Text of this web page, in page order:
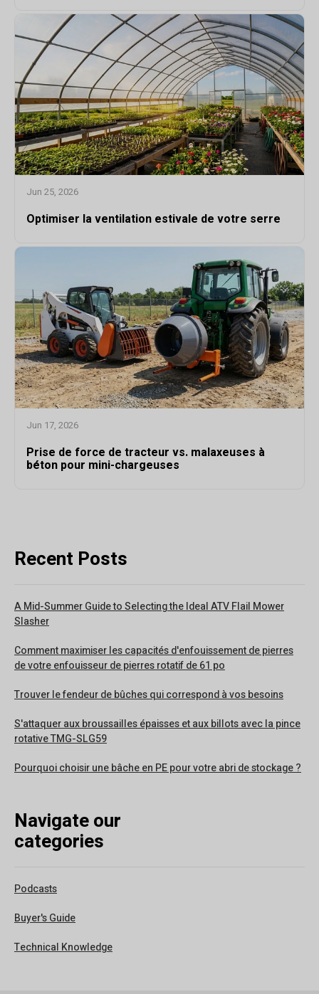
Jun 25, 2026
Optimiser la ventilation estivale de votre serre
Jun 17, 2026
Prise de force de tracteur vs. malaxeuses à
béton pour mini-chargeuses
Recent Posts
A Mid-Summer Guide to Selecting the Ideal ATV Flail Mower
Slasher
Comment maximiser les capacités d'enfouissement de pierres
de votre enfouisseur de pierres rotatif de 61 po
Trouver le fendeur de bûches qui correspond à vos besoins
S'attaquer aux broussailles épaisses et aux billots avec la pince
rotative TMG-SLG59
Pourquoi choisir une bâche en PE pour votre abri de stockage ?
Navigate our
categories
Podcasts
Buyer's Guide
Technical Knowledge